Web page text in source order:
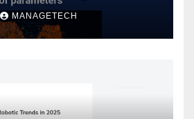
ソース モデルをリ
MANAGETECH